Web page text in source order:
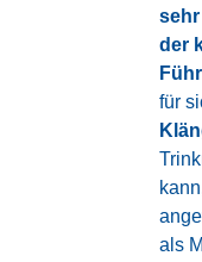
der
für
als